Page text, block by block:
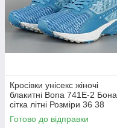
Кросівки унісекс жіночі
блакитні Bona 741E-2 Бона
сітка літні Розміри 36 38
Готово до відправки